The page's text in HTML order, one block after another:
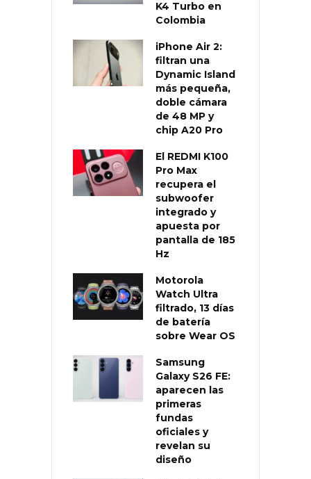
K4 Turbo en
Colombia
iPhone Air 2:
filtran una
Dynamic Island
más pequeña,
doble cámara
de 48 MP y
chip A20 Pro
El REDMI K100
Pro Max
recupera el
subwoofer
integrado y
apuesta por
pantalla de 185
Hz
Motorola
Watch Ultra
filtrado, 13 días
de batería
sobre Wear OS
Samsung
Galaxy S26 FE:
aparecen las
primeras
fundas
oficiales y
revelan su
diseño